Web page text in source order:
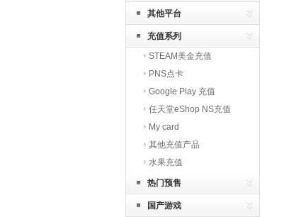
其他平台
充值系列
STEAM美金充值
PNS点卡
Google Play 充值
任天堂eShop NS充值
My card
其他充值产品
水果充值
热门预售
国产游戏